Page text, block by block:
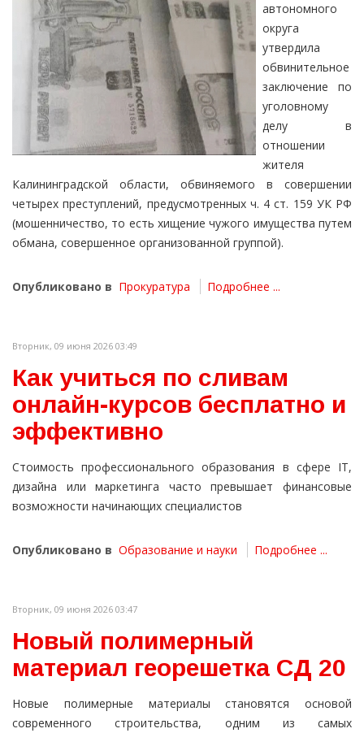
автономного
округа
утвердила
обвинительное
заключение по
уголовному
делу в
отношении
жителя
Калининградской области, обвиняемого в совершении
четырех преступлений, предусмотренных ч. 4 ст. 159 УК РФ
(мошенничество, то есть хищение чужого имущества путем
обмана, совершенное организованной группой).
Опубликовано в Прокуратура Подробнее ...
Вторник, 09 июня 2026 03:49
Как учиться по сливам
онлайн-курсов бесплатно и
эффективно
Стоимость профессионального образования в сфере IT,
дизайна или маркетинга часто превышает финансовые
возможности начинающих специалистов
Опубликовано в Образование и науки Подробнее ...
Вторник, 09 июня 2026 03:47
Новый полимерный
материал георешетка СД 20
Новые полимерные материалы становятся основой
современного строительства, одним из самых